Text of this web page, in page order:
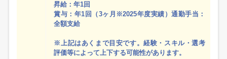
昇給：年1回
賞与：年1回（3ヶ月※2025年度実績）通勤手当：
全額支給
※上記はあくまで目安です。経験・スキル・選考
評価等によって上下する可能性があります。